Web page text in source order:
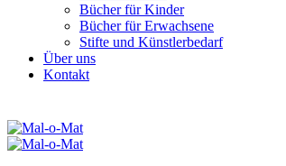
Bücher für Kinder
Bücher für Erwachsene
Stifte und Künstlerbedarf
Über uns
Kontakt